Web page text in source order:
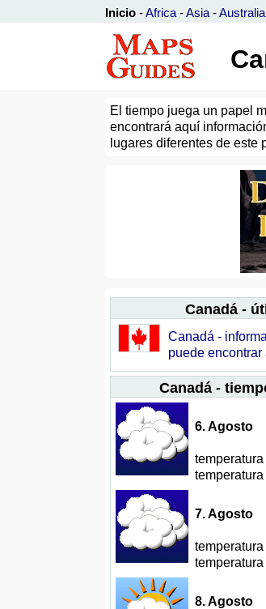
Inicio -Africa -Asia -Australia
El tiempo juega un papel
encontrará aquí
lugares diferentes de este
Canadá -
Canadá -
puede encontrar
Canadá -
6. Agosto
temperatura
temperatura
7. Agosto
temperatura
temperatura
8. Agosto